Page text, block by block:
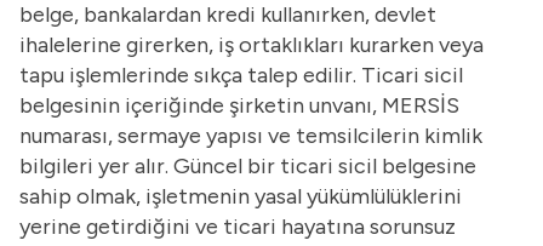
belge, bankalardan kredi kullanırken, devlet
ihalelerine girerken, iş ortaklıkları kurarken veya
tapu işlemlerinde sıkça talep edilir. Ticari sicil
belgesinin içeriğinde şirketin unvanı, MERSİS
numarası, sermaye yapısı ve temsilcilerin kimlik
bilgileri yer alır. Güncel bir ticari sicil belgesine
sahip olmak, işletmenin yasal yükümlülüklerini
yerine getirdiğini ve ticari hayatına sorunsuz